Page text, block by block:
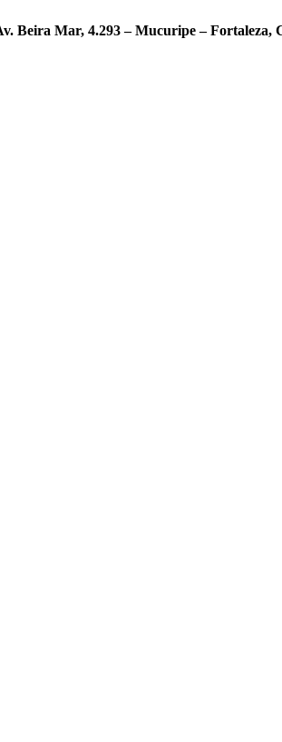
Beira Mar, 4.293 – Mucuripe – Fortaleza,